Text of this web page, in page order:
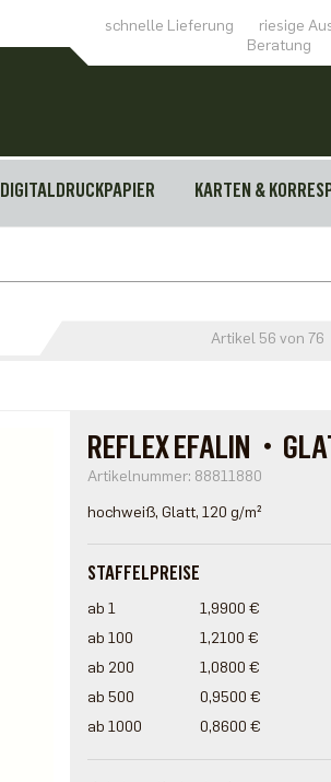
schnelle Lieferung riesige
Beratung
DIGITALDRUCKPAPIER KARTEN &
Artikel 56 von 76
REFLEX EFALIN・
Artikelnummer: 88811880
hochweiß, Glatt, 120 g/m²
STAFFELPREISE
ab 1
1,9900 €
ab 100
1,2100 €
ab 200
1,0800 €
ab 500
0,9500 €
ab 1000
0,8600 €